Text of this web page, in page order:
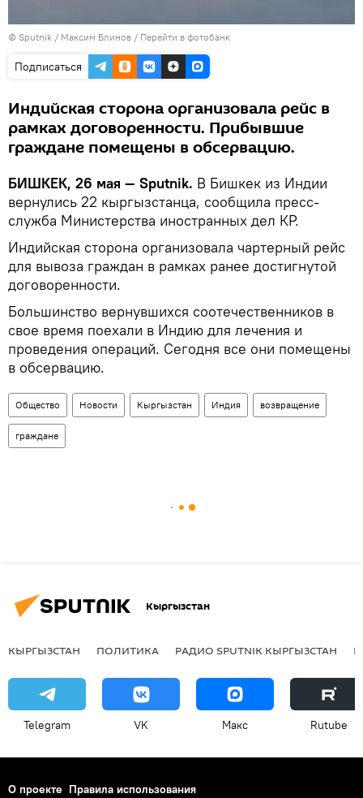
© Sputnik / Максим Блинов / Перейти в фотобанк
Подписаться
Индийская сторона организовала рейс в
рамках договоренности. Прибывшие
граждане помещены в обсервацию.
БИШКЕК, 26 мая — Sputnik. В Бишкек из Индии
вернулись 22 кыргызстанца, сообщила пресс-
служба Министерства иностранных дел КР.
Индийская сторона организовала чартерный рейс
для вывоза граждан в рамках ранее достигнутой
договоренности.
Большинство вернувшихся соотечественников в
свое время поехали в Индию для лечения и
проведения операций. Сегодня все они помещены
в обсервацию.
Общество Новости Кыргызстан Индия возвращение
граждане
Кыргызстан
КЫРГЫЗСТАН ПОЛИТИКА РАДИО SPUTNIK КЫРГЫЗСТАН
Telegram VK Макс Rutube
О проекте Правила использования